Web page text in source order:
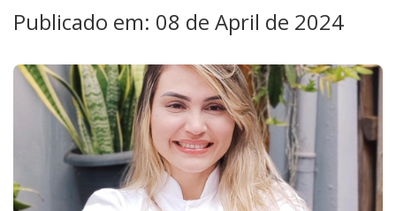
Publicado em: 08 de April de 2024